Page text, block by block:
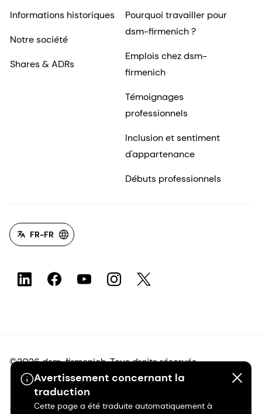
Avertissement concernant la
traduction
Cette page a été traduite automatiquement à
Informations historiques
Notre société
Shares & ADRs
Pourquoi travailler pour
dsm-firmenich ?
Emplois chez dsm-
firmenich
Témoignages
professionnels
Inclusion et sentiment
d'appartenance
Débuts professionnels
FR-FR
©2026 dsm-firmenich. Tous droits réservés.
Avis de confidentialité